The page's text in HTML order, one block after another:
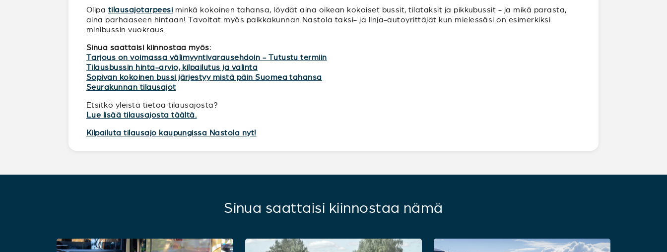
Olipa tilausajotarpeesi minkä kokoinen tahansa, löydät aina oikean kokoiset bussit, tilataksit ja pikkubussit - ja mikä parasta,
aina parhaaseen hintaan! Tavoitat myös paikkakunnan Nastola taksi- ja linja-autoyrittäjät kun mielessäsi on esimerkiksi
minibussin vuokraus.
Sinua saattaisi kiinnostaa myös:
Tarjous on voimassa välimyyntivarausehdoin - Tutustu termiin
Tilausbussin hinta-arvio, kilpailutus ja valinta
Sopivan kokoinen bussi järjestyy mistä päin Suomea tahansa
Seurakunnan tilausajot
Etsitkö yleistä tietoa tilausajosta?
Lue lisää tilausajosta täältä.
Kilpailuta tilausajo kaupungissa Nastola nyt!
Sinua saattaisi kiinnostaa nämä